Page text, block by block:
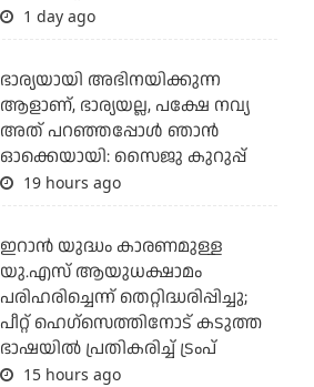
1 day ago
ഭാര്യയായി അഭിനയിക്കുന്ന
ആളാണ്, ഭാര്യയല്ല, പക്ഷേ നവ്യ
അത് പറഞ്ഞപ്പോള്‍ ഞാന്‍
ഓക്കെയായി: സൈജു കുറുപ്പ്
19 hours ago
ഇറാന്‍ യുദ്ധം കാരണമുള്ള
യു.എസ് ആയുധക്ഷാമം
പരിഹരിച്ചെന്ന് തെറ്റിദ്ധരിപ്പിച്ചു;
പീറ്റ് ഹെഗ്‌സെത്തിനോട് കടുത്ത
ഭാഷയില്‍ പ്രതികരിച്ച് ട്രംപ്
15 hours ago